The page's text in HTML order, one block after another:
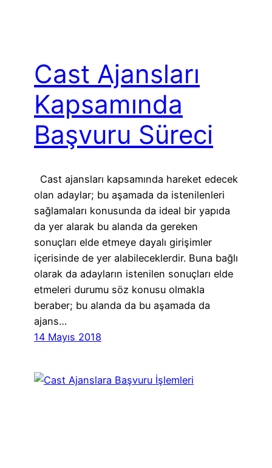
Cast Ajansları
Kapsamında
Başvuru Süreci
Cast ajansları kapsamında hareket edecek
olan adaylar; bu aşamada da istenilenleri
sağlamaları konusunda da ideal bir yapıda
da yer alarak bu alanda da gereken
sonuçları elde etmeye dayalı girişimler
içerisinde de yer alabileceklerdir. Buna bağlı
olarak da adayların istenilen sonuçları elde
etmeleri durumu söz konusu olmakla
beraber; bu alanda da bu aşamada da
ajans…
14 Mayıs 2018